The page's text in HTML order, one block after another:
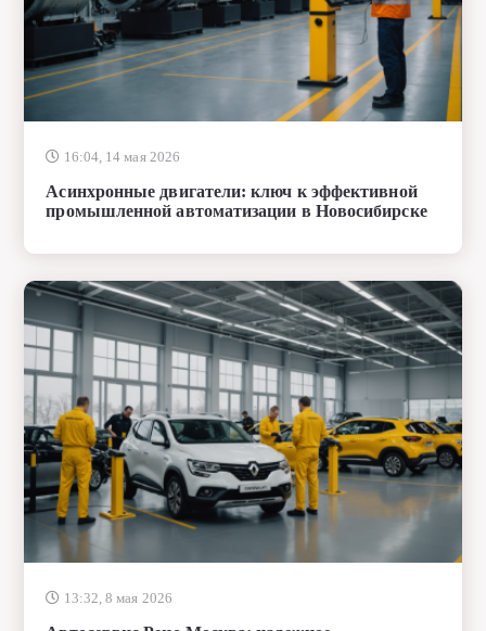
16:04, 14 мая 2026
Асинхронные двигатели: ключ к эффективной
промышленной автоматизации в Новосибирске
13:32, 8 мая 2026
Автосервис Рено Москва: надежное
обслуживание и качественный ремонт митцовых
автомобилей